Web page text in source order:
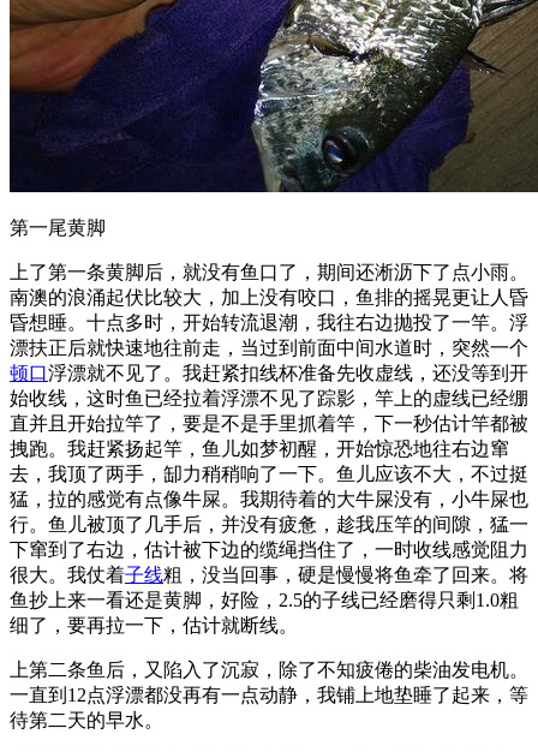
第一尾黄脚
上了第一条黄脚后，就没有鱼口了，期间还淅沥下了点小雨。
南澳的浪涌起伏比较大，加上没有咬口，鱼排的摇晃更让人昏
昏想睡。十点多时，开始转流退潮，我往右边抛投了一竿。浮
漂扶正后就快速地往前走，当过到前面中间水道时，突然一个
顿口浮漂就不见了。我赶紧扣线杯准备先收虚线，还没等到开
始收线，这时鱼已经拉着浮漂不见了踪影，竿上的虚线已经绷
直并且开始拉竿了，要是不是手里抓着竿，下一秒估计竿都被
拽跑。我赶紧扬起竿，鱼儿如梦初醒，开始惊恐地往右边窜
去，我顶了两手，缷力稍稍响了一下。鱼儿应该不大，不过挺
猛，拉的感觉有点像牛屎。我期待着的大牛屎没有，小牛屎也
行。鱼儿被顶了几手后，并没有疲惫，趁我压竿的间隙，猛一
下窜到了右边，估计被下边的缆绳挡住了，一时收线感觉阻力
很大。我仗着子线粗，没当回事，硬是慢慢将鱼牵了回来。将
鱼抄上来一看还是黄脚，好险，2.5的子线已经磨得只剩1.0粗
细了，要再拉一下，估计就断线。
上第二条鱼后，又陷入了沉寂，除了不知疲倦的柴油发电机。
一直到12点浮漂都没再有一点动静，我铺上地垫睡了起来，等
待第二天的早水。